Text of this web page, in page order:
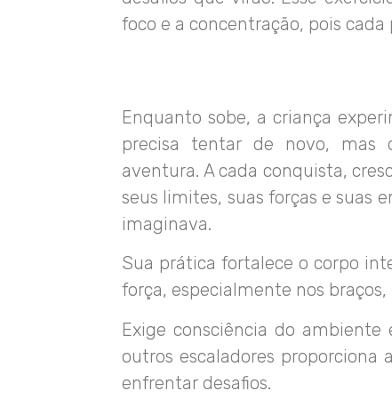
foco e a concentração, pois
Enquanto sobe, a criança
precisa tentar de novo, mas
aventura. A cada conquista,
seus limites, suas forças e suas
imaginava.
Sua prática fortalece o corpo
força, especialmente nos braços,
Exige consciência do ambiente
outros escaladores proporciona
enfrentar desafios.